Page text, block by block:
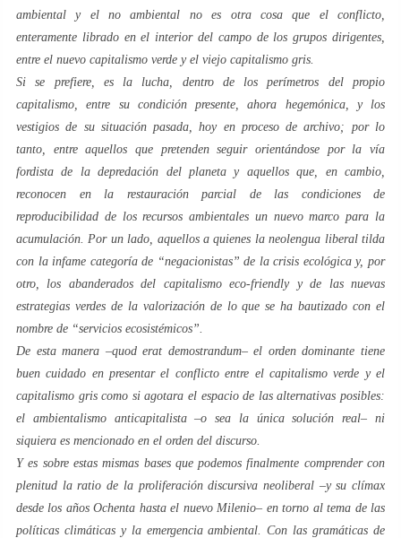
ambiental y el no ambiental no es otra cosa que el conflicto,
enteramente librado en el interior del campo de los grupos dirigentes,
entre el nuevo capitalismo verde y el viejo capitalismo gris
Si se prefiere, es la lucha, dentro de los perímetros del propio
capitalismo, entre su condición presente, ahora hegemónica, y los
vestigios de su situación pasada, hoy en proceso de archivo; por lo
tanto, entre aquellos que pretenden seguir orientándose por la vía
fordista de la depredación del planeta y aquellos que, en cambio,
reconocen en la restauración parcial de las condiciones de
reproducibilidad de los recursos ambientales un nuevo marco para la
acumulación . Por un lado, aquellos a quienes la neolengua liberal tilda
con la infame categoría de “negacionistas” de la crisis ecológica y, por
otro, los abanderados del capitalismoeco-friendly y de las nuevas
estrategias verdesde la valorización de lo que se ha bautizado con el
nombre de “servicios ecosistémicos”.
De esta manera –quod erat demostrandum– el orden dominante tiene
buen cuidado en presentar el conflicto entre el capitalismoverde y el
capitalismo griscomo si agotara el espacio de las alternativas posibles:
el ambientalismo anticapitalista–o sea la única solución real– ni
siquiera es mencionado en el orden del discurso.
Y es sobre estas mismas bases que podemos finalmente comprender con
plenitud laratio de la proliferación discursiva neoliberal –y su clímax
desde los añosOchenta hasta el nuevo Milenio– en torno al tema de las
políticas climáticas y la emergencia ambiental. Con las gramáticas de